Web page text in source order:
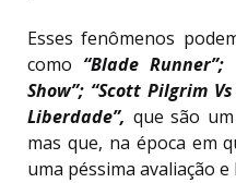
Esses fenômenos
como “Blade
Show”; “Scott Pilgrim
Liberdade”, que são
mas que, na época em
uma péssima avaliação